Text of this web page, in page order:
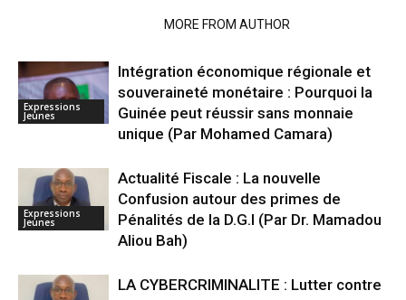
MORE FROM AUTHOR
Expressions
Jeunes
Intégration économique régionale et
souveraineté monétaire : Pourquoi la
Guinée peut réussir sans monnaie
unique (Par Mohamed Camara)
Expressions
Jeunes
Actualité Fiscale : La nouvelle
Confusion autour des primes de
Pénalités de la D.G.I (Par Dr. Mamadou
Aliou Bah)
LA CYBERCRIMINALITE : Lutter contre